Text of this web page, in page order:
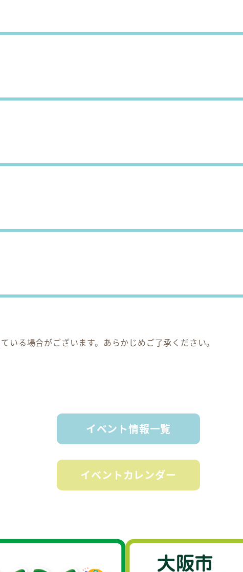
る場合がございます。あらかじめご了承ください。
イベント情報一覧
イベントカレンダー